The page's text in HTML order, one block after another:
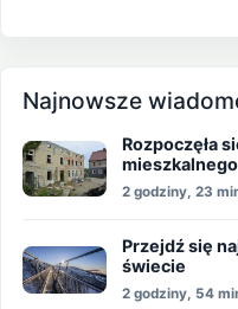
Najnowsze
Rozpoczęła
mieszkalnego
2 godziny, 23
Przejdź się
świecie
2 godziny, 54